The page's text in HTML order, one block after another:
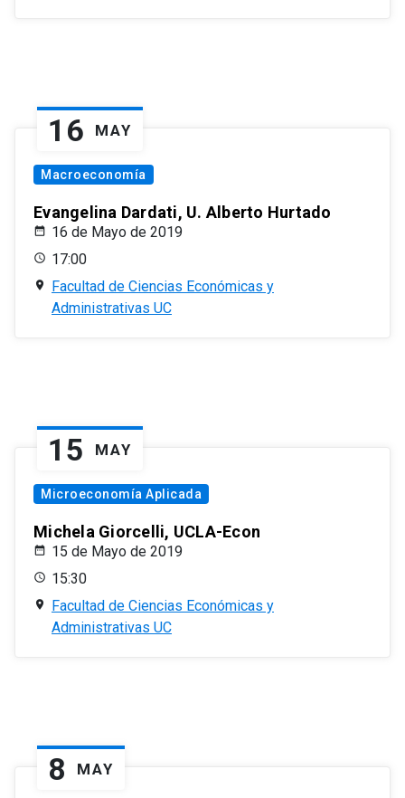
16 MAY
Macroeconomía
Evangelina Dardati, U. Alberto Hurtado
16 de Mayo de 2019
17:00
Facultad de Ciencias Económicas y
Administrativas UC
15 MAY
Microeconomía Aplicada
Michela Giorcelli, UCLA-Econ
15 de Mayo de 2019
15:30
Facultad de Ciencias Económicas y
Administrativas UC
8 MAY